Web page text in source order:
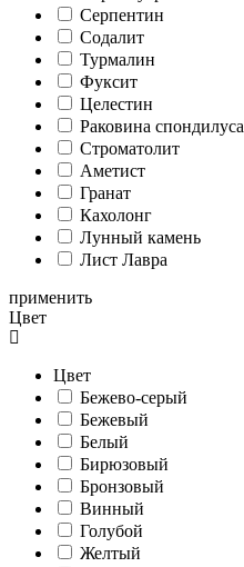
Серпентин
Содалит
Турмалин
Фуксит
Целестин
Раковина спондилуса
Cтроматолит
Аметист
Гранат
Кахолонг
Лунный камень
Лист Лавра
применить
Цвет
Цвет
Бежево-серый
Бежевый
Белый
Бирюзовый
Бронзовый
Винный
Голубой
Желтый